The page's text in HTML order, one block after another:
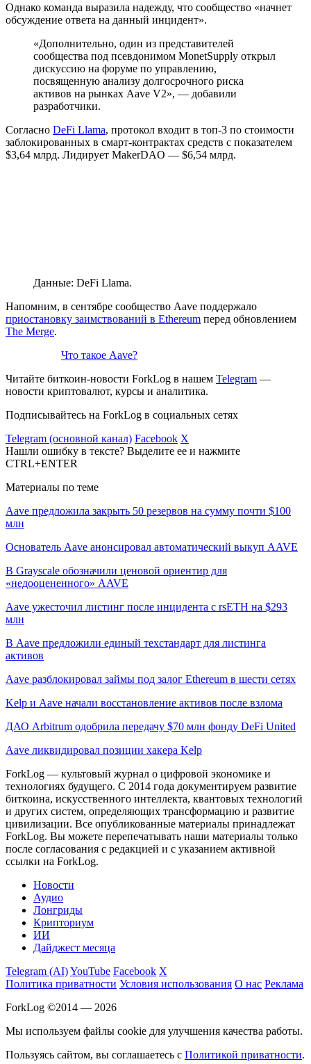
Однако команда выразила надежду, что сообщество «начнет
обсуждение ответа на данный инцидент».
«Дополнительно, один из представителей
сообщества под псевдонимом MonetSupply открыл
дискуссию на форуме по управлению,
посвященную анализу долгосрочного риска
активов на рынках Aave V2», — добавили
разработчики.
Согласно DeFi Llama, протокол входит в топ-3 по стоимости
заблокированных в смарт-контрактах средств с показателем
$3,64 млрд. Лидирует MakerDAO — $6,54 млрд.
Данные: DeFi Llama.
Напомним, в сентябре сообщество Aave поддержало
приостановку заимствований в Ethereum перед обновлением
The Merge.
Что такое Aave?
Читайте биткоин-новости ForkLog в нашем Telegram —
новости криптовалют, курсы и аналитика.
Подписывайтесь на ForkLog в социальных сетях
Telegram (основной канал) Facebook X
Нашли ошибку в тексте? Выделите ее и нажмите
CTRL+ENTER
Материалы по теме
Aave предложила закрыть 50 резервов на сумму почти $100
млн
Основатель Aave анонсировал автоматический выкуп AAVE
В Grayscale обозначили ценовой ориентир для
«недооцененного» AAVE
Aave ужесточил листинг после инцидента с rsETH на $293
млн
В Aave предложили единый техстандарт для листинга
активов
Aave разблокировал займы под залог Ethereum в шести сетях
Kelp и Aave начали восстановление активов после взлома
ДАО Arbitrum одобрила передачу $70 млн фонду DeFi United
Aave ликвидировал позиции хакера Kelp
ForkLog — культовый журнал о цифровой экономике и
технологиях будущего. С 2014 года документируем развитие
биткоина, искусственного интеллекта, квантовых технологий
и других систем, определяющих трансформацию и развитие
цивилизации. Все опубликованные материалы принадлежат
ForkLog. Вы можете перепечатывать наши материалы только
после согласования с редакцией и с указанием активной
ссылки на ForkLog.
Новости
Аудио
Лонгриды
Крипториум
ИИ
Дайджест месяца
Telegram (AI)YouTube Facebook X
Политика приватности Условия использования О нас Реклама
ForkLog ©2014 — 2026
Мы используем файлы cookie для улучшения качества работы.
Пользуясь сайтом, вы соглашаетесь с Политикой приватности.